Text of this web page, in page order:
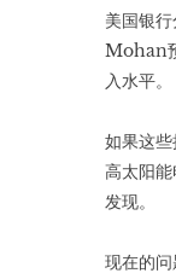
美国银
Mohan
入水平。
如果这
高太阳
发现。
现在的